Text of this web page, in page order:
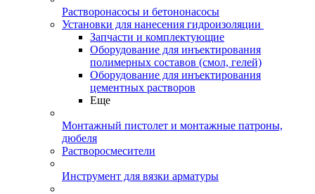
Растворонасосы и бетононасосы
Установки для нанесения гидроизоляции
Запчасти и комплектующие
Оборудование для инъектирования
полимерных составов (смол, гелей)
Оборудование для инъектирования
цементных растворов
Еще
Монтажный пистолет и монтажные патроны,
дюбеля
Растворосмесители
Инструмент для вязки арматуры